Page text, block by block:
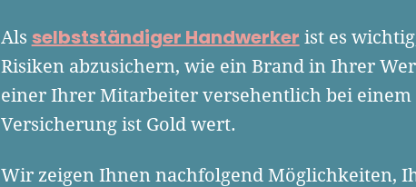
Als selbstständiger Handwerker ist es
Risiken abzusichern, wie ein Brand in Ihrer
einer Ihrer Mitarbeiter versehentlich bei
Versicherung ist Gold wert.
Wir zeigen Ihnen nachfolgend Möglichkeiten,